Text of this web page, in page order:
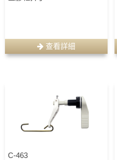
查看詳細
C-463